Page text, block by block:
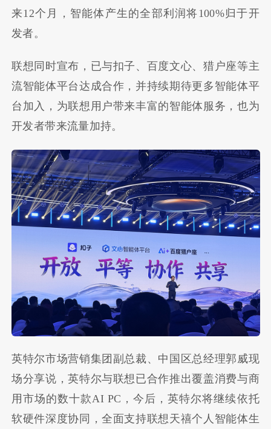
来12个月，智能体产生的全部利润将100%归于开
发者。
联想同时宣布，已与扣子、百度文心、猎户座等主
流智能体平台达成合作，并持续期待更多智能体平
台加入，为联想用户带来丰富的智能体服务，也为
开发者带来流量加持。
英特尔市场营销集团副总裁、中国区总经理郭威现
场分享说，英特尔与联想已合作推出覆盖消费与商
用市场的数十款AI PC，今后，英特尔将继续依托
软硬件深度协同，全面支持联想天禧个人智能体生